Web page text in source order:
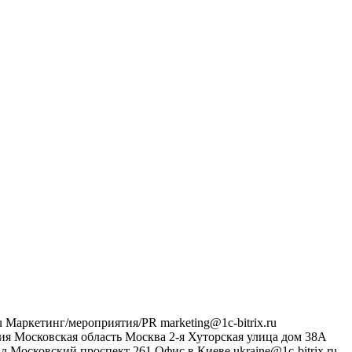
Маркетинг/мероприятия/PR marketing@1c-bitrix.ru
Московская область Москва 2-я Хуторская улица дом 38А